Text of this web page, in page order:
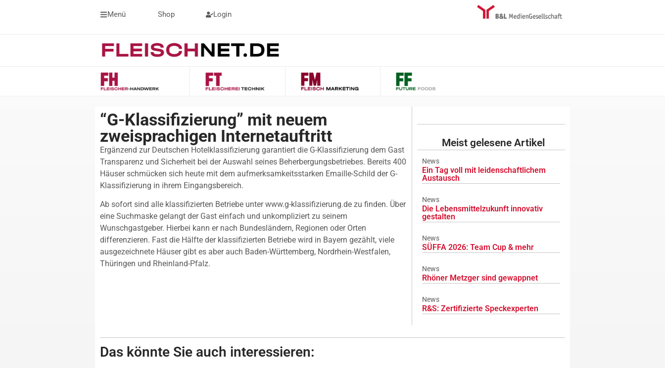
Menü Shop Login
“G-Klassifizierung” mit neuem
zweisprachigen Internetauftritt
Ergänzend zur Deutschen Hotelklassifizierung garantiert die G-Klassifizierung dem Gast
Transparenz und Sicherheit bei der Auswahl seines Beherbergungsbetriebes. Bereits 400
Häuser schmücken sich heute mit dem aufmerksamkeitsstarken Emaille-Schild der G-
Klassifizierung in ihrem Eingangsbereich.
Ab sofort sind alle klassifizierten Betriebe unter www.g-klassifizierung.de zu finden. Über
eine Suchmaske gelangt der Gast einfach und unkompliziert zu seinem
Wunschgastgeber. Hierbei kann er nach Bundesländern, Regionen oder Orten
differenzieren. Fast die Hälfte der klassifizierten Betriebe wird in Bayern gezählt, viele
ausgezeichnete Häuser gibt es aber auch Baden-Württemberg, Nordrhein-Westfalen,
Thüringen und Rheinland-Pfalz.
Meist gelesene Artikel
News
Ein Tag voll mit leidenschaftlichem
Austausch
News
Die Lebensmittelzukunft innovativ
gestalten
News
SÜFFA 2026: Team Cup & mehr
News
Rhöner Metzger sind gewappnet
News
R&S: Zertifizierte Speckexperten
Das könnte Sie auch interessieren: